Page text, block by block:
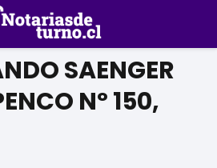
SAENGER
Nº 150,